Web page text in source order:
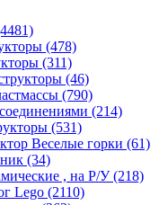
(478)
(311)
(46)
(790)
(214)
(531)
Веселые горки (61)
(34)
, на Р/У(218)
Lego (2110)